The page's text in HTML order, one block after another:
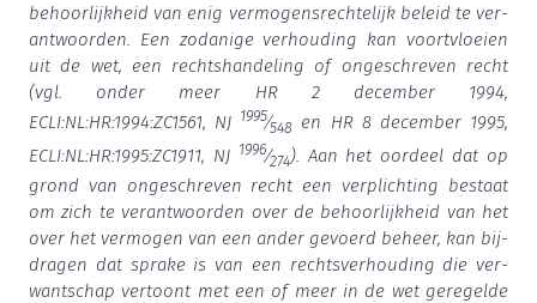
behoor­lijk­heid van enig ver­mo­gens­rech­te­lijk beleid te ver­
ant­woor­den. Een zoda­ni­ge ver­hou­ding kan voort­vloei­en
uit de wet, een rechts­han­de­ling of onge­schre­ven recht
(vgl. onder meer HR 2decem­ber 1994,
ECLI:NL:HR:1994:ZC1561, NJ 1995⁄548 en HR 8decem­ber 1995,
ECLI:NL:HR:1995:ZC1911, NJ 1996⁄274). Aan het oor­deel dat op
grond van onge­schre­ven recht een ver­plich­ting bestaat
om zich te ver­ant­woor­den over de behoor­lijk­heid van het
over het ver­mo­gen van een ander gevoerd beheer, kan bij­
dra­gen dat spra­ke is van een rechts­ver­hou­ding die ver­
want­schap ver­toont met een of meer in de wet gere­gel­de